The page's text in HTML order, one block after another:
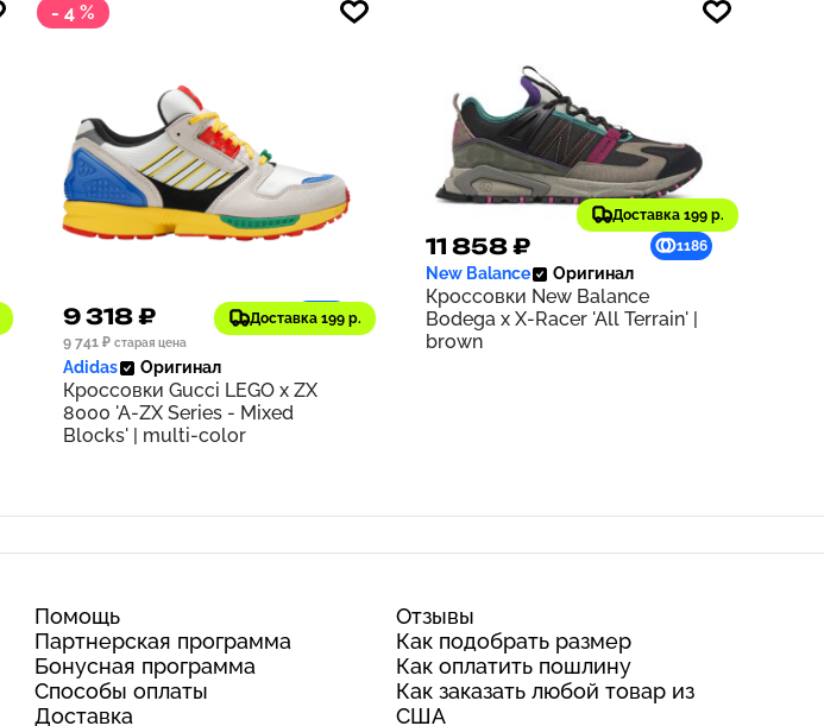
- 4 %
Доставка 199 р.
9 318 ₽
932
9 741 ₽ старая цена
Adidas Оригинал
Кроссовки Gucci LEGO x ZX
8000 'A-ZX Series - Mixed
Blocks' | multi-color
Доставка 199 р.
11 858 ₽ 1186
New Balance Оригинал
Кроссовки New Balance
Bodega x X-Racer 'All Terrain' |
brown
Помощь
Партнерская программа
Бонусная программа
Способы оплаты
Доставка
Отзывы
Как подобрать размер
Как оплатить пошлину
Как заказать любой товар из
США